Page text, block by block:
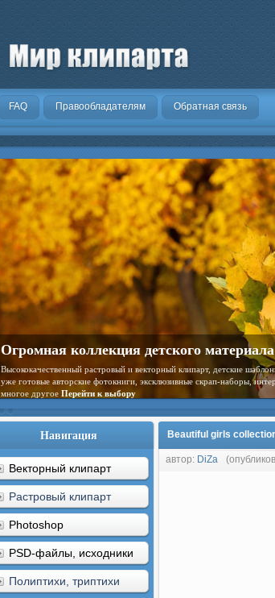
FAQ Правообладателям Обратная связь
Огромная коллекция детского
Высококачественный растровый и векторный клипарт, детские
уже готовые авторские фотокниги, эксклюзивные скрап-наборы,
многое другое Перейти к выбору
Навигация
Векторный клипарт
Растровый клипарт
Photoshop
PSD-файлы, исходники
Полиптихи, триптихи
Beautiful girls
автор: DiZa